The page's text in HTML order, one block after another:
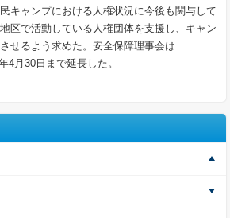
キャンプにおける人権状況に今後も関与して
区で活動している人権団体を支援し、キャン
せるよう求めた。安全保障理事会は
4月30日まで延長した。